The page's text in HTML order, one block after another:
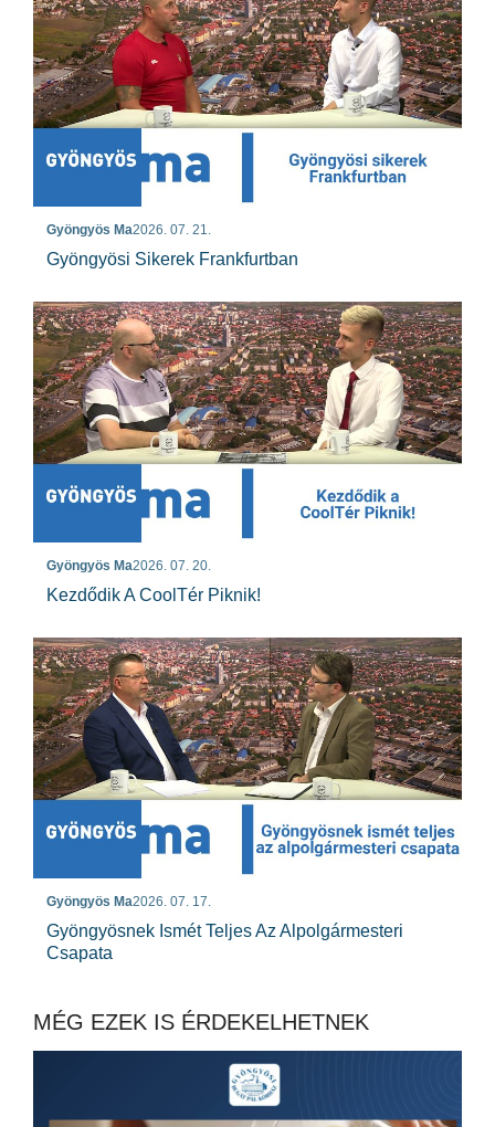
Gyöngyös Ma2026. 07. 21.
Gyöngyösi Sikerek Frankfurtban
Gyöngyös Ma2026. 07. 20.
Kezdődik A CoolTér Piknik!
Gyöngyös Ma2026. 07. 17.
Gyöngyösnek Ismét Teljes Az Alpolgármesteri
Csapata
MÉG EZEK IS ÉRDEKELHETNEK